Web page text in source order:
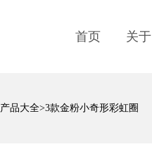
首页 关于
产品大全>3款金粉小奇形彩虹圈